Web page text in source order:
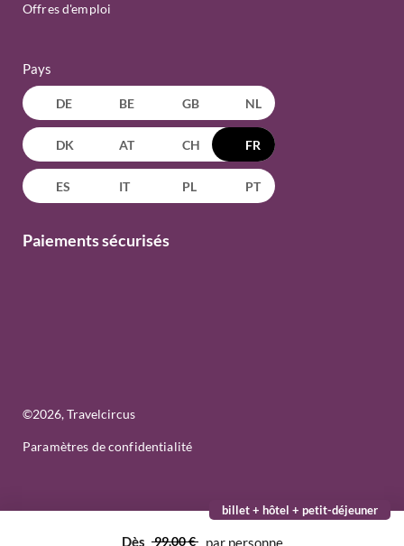
billet + hôtel + petit-déjeuner
Dès 99,00 € par personne
Offres d'emploi
Pays
DE BE GB NL
DK AT CH FR
ES IT PL PT
Paiements sécurisés
©2026, Travelcircus
Paramètres de confidentialité